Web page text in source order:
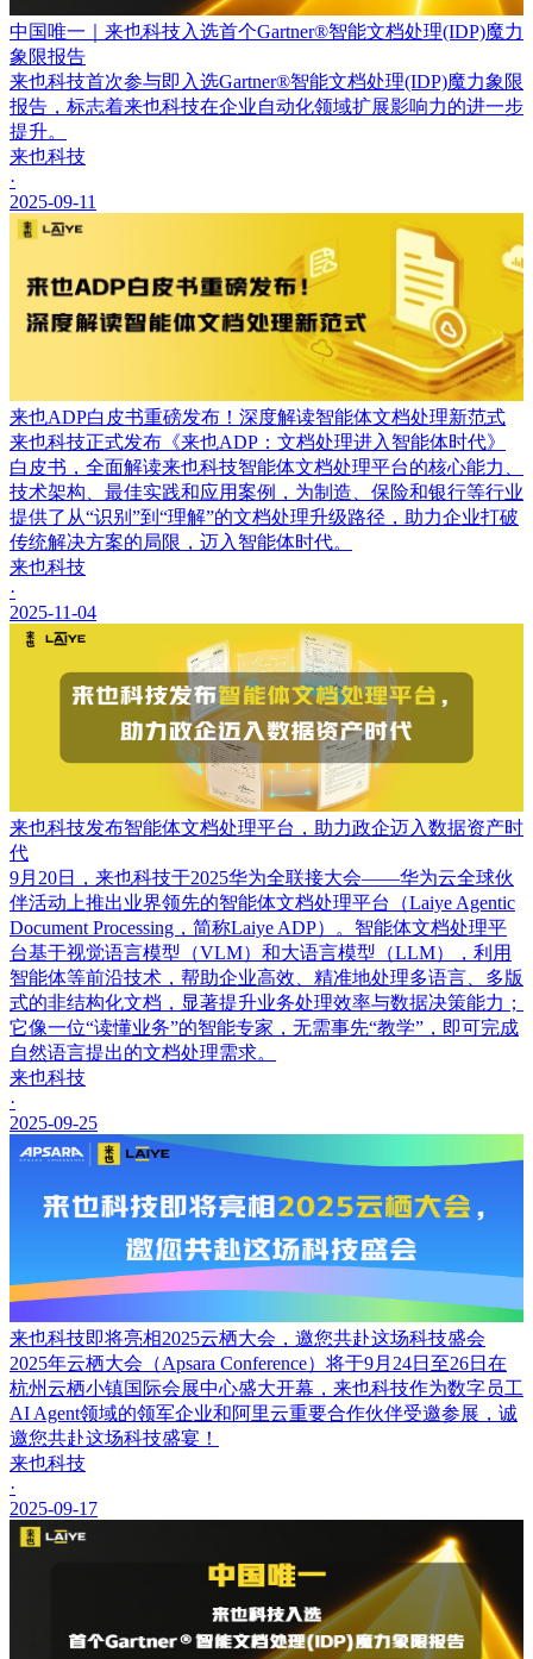
中国唯一｜来也科技入选首个Gartner®智能文档处理(IDP)魔力
象限报告
来也科技首次参与即入选Gartner®智能文档处理(IDP)魔力象限
报告，标志着来也科技在企业自动化领域扩展影响力的进一步
提升。
来也科技
·
2025-09-11
来也ADP白皮书重磅发布！深度解读智能体文档处理新范式
来也科技正式发布《来也ADP：文档处理进入智能体时代》
白皮书，全面解读来也科技智能体文档处理平台的核心能力、
技术架构、最佳实践和应用案例，为制造、保险和银行等行业
提供了从“识别”到“理解”的文档处理升级路径，助力企业打破
传统解决方案的局限，迈入智能体时代。
来也科技
·
2025-11-04
来也科技发布智能体文档处理平台，助力政企迈入数据资产时
代
9月20日，来也科技于2025华为全联接大会——华为云全球伙
伴活动上推出业界领先的智能体文档处理平台（Laiye Agentic
Document Processing，简称Laiye ADP）。智能体文档处理平
台基于视觉语言模型（VLM）和大语言模型（LLM），利用
智能体等前沿技术，帮助企业高效、精准地处理多语言、多版
式的非结构化文档，显著提升业务处理效率与数据决策能力；
它像一位“读懂业务”的智能专家，无需事先“教学”，即可完成
自然语言提出的文档处理需求。
来也科技
·
2025-09-25
来也科技即将亮相2025云栖大会，邀您共赴这场科技盛会
2025年云栖大会（Apsara Conference）将于9月24日至26日在
杭州云栖小镇国际会展中心盛大开幕，来也科技作为数字员工
AI Agent领域的领军企业和阿里云重要合作伙伴受邀参展，诚
邀您共赴这场科技盛宴！
来也科技
·
2025-09-17